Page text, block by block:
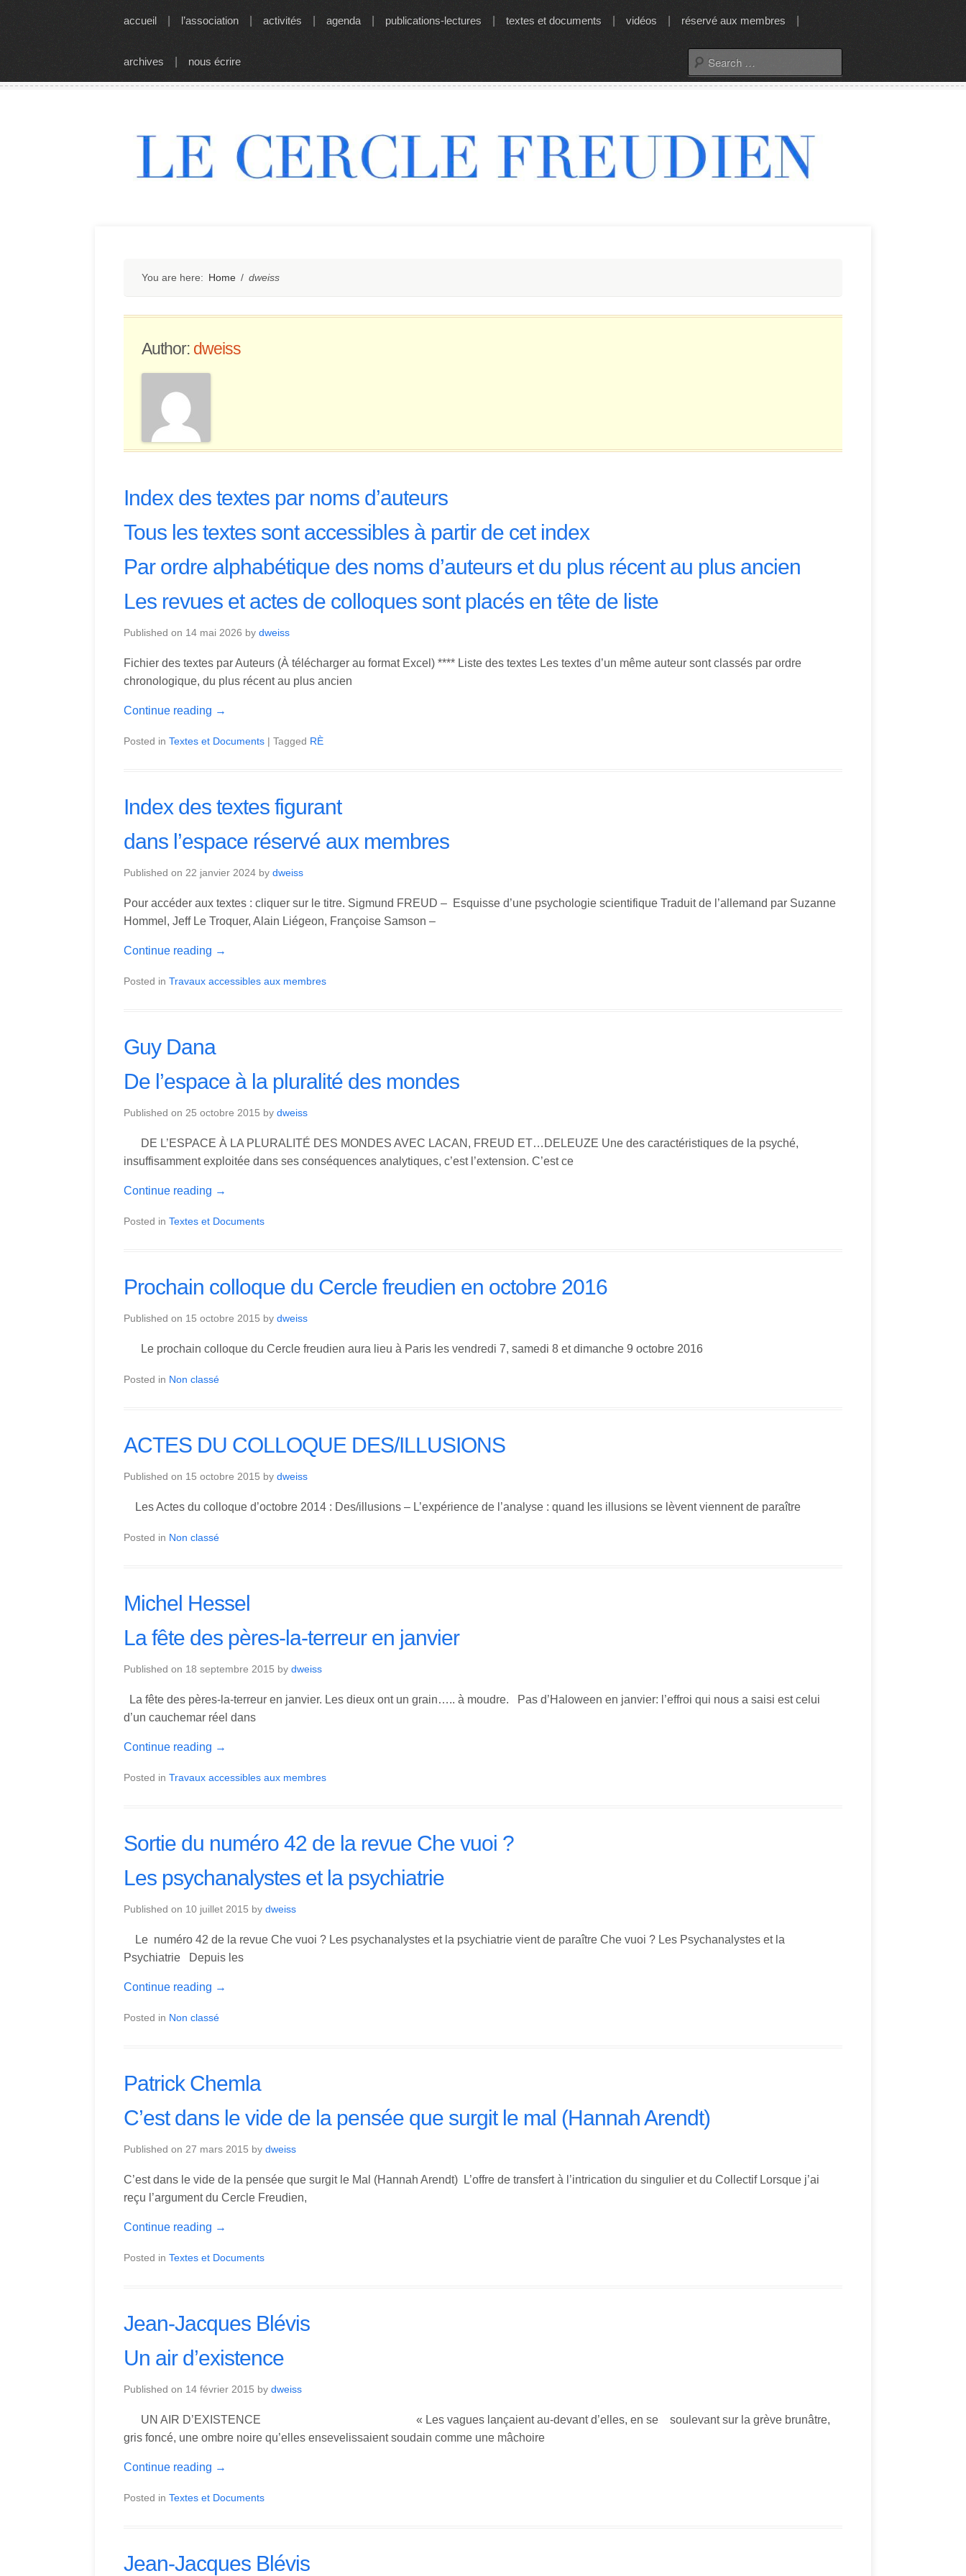
accueil l’association activités agenda publications-lectures textes et documents vidéos réservé aux membres
archives nous écrire
Search
for:
You are here: Home / dweiss
Author: dweiss
Index des textes par noms d’auteurs
Tous les textes sont accessibles à partir de cet index
Par ordre alphabétique des noms d’auteurs et du plus récent au plus ancien
Les revues et actes de colloques sont placés en tête de liste
Published on 14 mai 2026 by dweiss
Fichier des textes par Auteurs (À télécharger au format Excel) **** Liste des textes Les textes d’un même auteur sont classés par ordre
chronologique, du plus récent au plus ancien
Continue reading →
Posted in Textes et Documents | Tagged RÈ
Index des textes figurant
dans l’espace réservé aux membres
Published on 22 janvier 2024 by dweiss
Pour accéder aux textes : cliquer sur le titre. Sigmund FREUD – Esquisse d’une psychologie scientifique Traduit de l’allemand par Suzanne
Hommel, Jeff Le Troquer, Alain Liégeon, Françoise Samson –
Continue reading →
Posted in Travaux accessibles aux membres
Guy Dana
De l’espace à la pluralité des mondes
Published on 25 octobre 2015 by dweiss
DE L’ESPACE À LA PLURALITÉ DES MONDES AVEC LACAN, FREUD ET…DELEUZE Une des caractéristiques de la psyché,
insuffisamment exploitée dans ses conséquences analytiques, c’est l’extension. C’est ce
Continue reading →
Posted in Textes et Documents
Prochain colloque du Cercle freudien en octobre 2016
Published on 15 octobre 2015 by dweiss
Le prochain colloque du Cercle freudien aura lieu à Paris les vendredi 7, samedi 8 et dimanche 9 octobre 2016
Posted in Non classé
ACTES DU COLLOQUE DES/ILLUSIONS
Published on 15 octobre 2015 by dweiss
Les Actes du colloque d’octobre 2014 : Des/illusions – L’expérience de l’analyse : quand les illusions se lèvent viennent de paraître
Posted in Non classé
Michel Hessel
La fête des pères-la-terreur en janvier
Published on 18 septembre 2015 by dweiss
La fête des pères-la-terreur en janvier. Les dieux ont un grain….. à moudre. Pas d’Haloween en janvier: l’effroi qui nous a saisi est celui
d’un cauchemar réel dans
Continue reading →
Posted in Travaux accessibles aux membres
Sortie du numéro 42 de la revue Che vuoi ?
Les psychanalystes et la psychiatrie
Published on 10 juillet 2015 by dweiss
Le numéro 42 de la revue Che vuoi ? Les psychanalystes et la psychiatrie vient de paraître Che vuoi ? Les Psychanalystes et la
Psychiatrie Depuis les
Continue reading →
Posted in Non classé
Patrick Chemla
C’est dans le vide de la pensée que surgit le mal (Hannah Arendt)
Published on 27 mars 2015 by dweiss
C’est dans le vide de la pensée que surgit le Mal (Hannah Arendt) L’offre de transfert à l’intrication du singulier et du Collectif Lorsque j’ai
reçu l’argument du Cercle Freudien,
Continue reading →
Posted in Textes et Documents
Jean-Jacques Blévis
Un air d’existence
Published on 14 février 2015 by dweiss
UN AIR D’EXISTENCE « Les vagues lançaient au-devant d’elles, en se soulevant sur la grève brunâtre,
gris foncé, une ombre noire qu’elles ensevelissaient soudain comme une mâchoire
Continue reading →
Posted in Textes et Documents
Jean-Jacques Blévis